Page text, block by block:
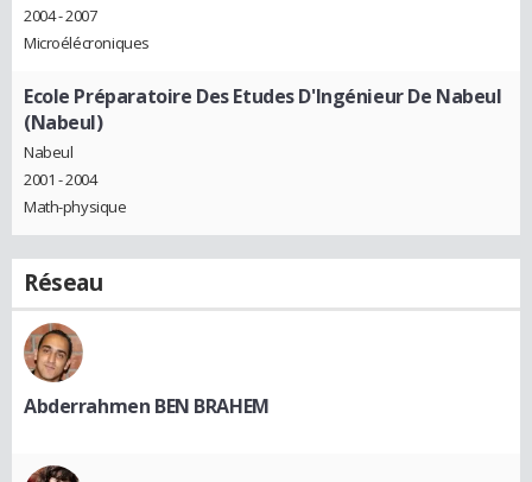
2004 - 2007
Microélécroniques
Ecole Préparatoire Des Etudes D'Ingénieur De Nabeul
(Nabeul)
Nabeul
2001 - 2004
Math-physique
Réseau
Abderrahmen BEN BRAHEM